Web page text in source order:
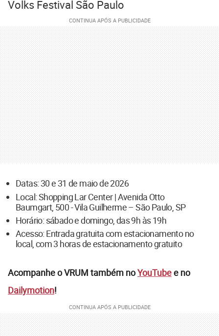
Volks Festival São Paulo
Datas: 30 e 31 de maio de 2026
Local: Shopping Lar Center | Avenida Otto
Baumgart, 500 - Vila Guilherme – São Paulo, SP
Horário: sábado e domingo, das 9h às 19h
Acesso: Entrada gratuita com estacionamento no
local, com 3 horas de estacionamento gratuito
Acompanhe o VRUM também noYouTubee no
Dailymotion!